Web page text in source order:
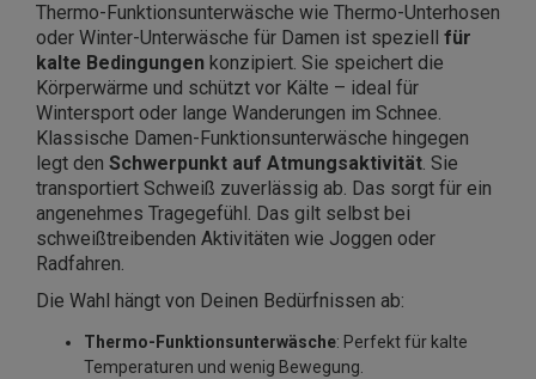
Thermo-Funktionsunterwäsche wie Thermo-Unterhosen
oder Winter-Unterwäsche für Damen ist speziell für
kalte Bedingungen konzipiert. Sie speichert die
Körperwärme und schützt vor Kälte – ideal für
Wintersport oder lange Wanderungen im Schnee.
Klassische Damen-Funktionsunterwäsche hingegen
legt den Schwerpunkt auf Atmungsaktivität. Sie
transportiert Schweiß zuverlässig ab. Das sorgt für ein
angenehmes Tragegefühl. Das gilt selbst bei
schweißtreibenden Aktivitäten wie Joggen oder
Radfahren.
Die Wahl hängt von Deinen Bedürfnissen ab:
Thermo-Funktionsunterwäsche: Perfekt für kalte
Temperaturen und wenig Bewegung.